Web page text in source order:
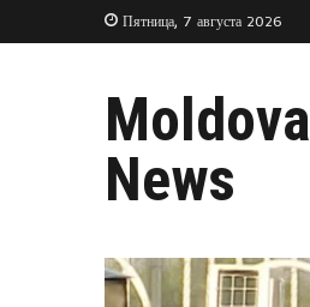
Пятница, 7 августа 2026
Moldova
News